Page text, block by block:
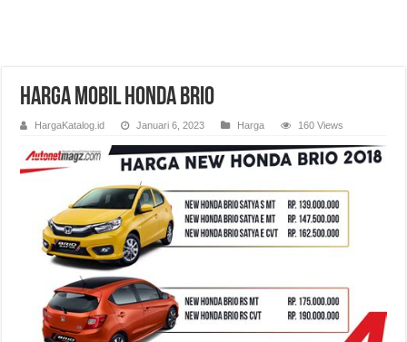
Harga Mobil Honda Brio
HargaKatalog.id Januari 6, 2023 Harga 160 Views